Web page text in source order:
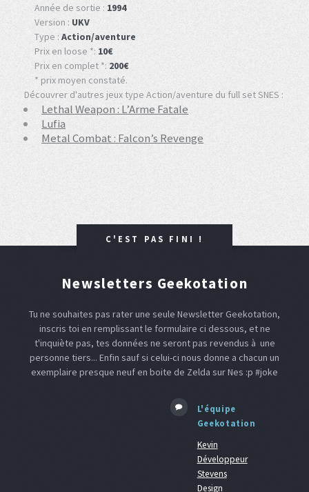
Année de sortie : 1994
Version : UKV
Type : Action/aventure
Prix en loose *: 10€
Prix en complet *: 200€
* prix moyen constaté.
Découvrer d'autres jeux type Action/aventure du full set SNES :
Lethal Weapon : L’Arme Fatale
Lufia
Metal Combat : Falcon’s Revenge
C'EST PAS FINI !
Newsletters Geekotation
Tu ne souhaites pas rater une seule Newsletter Geekotation,
inscris toi en remplissant le formulaire ci dessous, et ne
t'inquiète pas, tes données ne seront pas revendus à une
personne tiers... Enfin sauf si celui-ci nous donne a chacun un
exemplaire presque neuf en boite de Zelda sur Nes :p #joke
L'équipe
Geekotation
Kevin
Développeur
Stevens
Design